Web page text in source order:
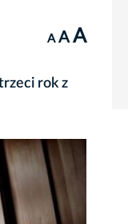
A A A
rok z